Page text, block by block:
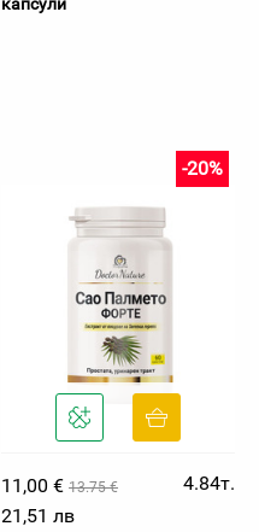
11,00 € 13.75 €
-20%
4.84т.
21,51 лв